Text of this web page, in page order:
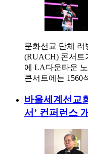
문화선교 단체 러
(RUACH) 콘서트
에 LA다운타운
콘서트에는 1560
바울세계선교
서’ 컨퍼런스